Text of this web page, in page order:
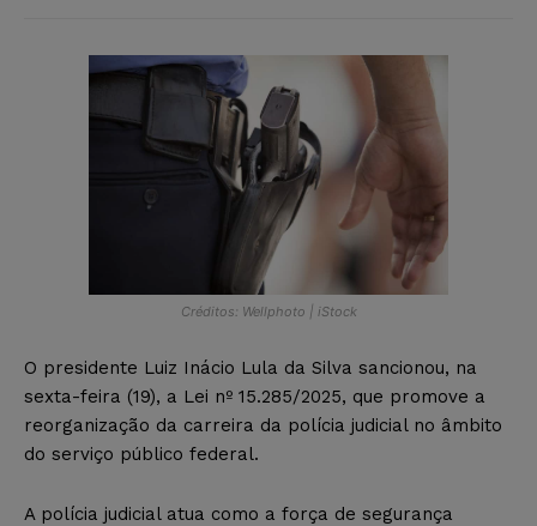
Créditos: Wellphoto | iStock
O presidente Luiz Inácio Lula da Silva sancionou, na
sexta-feira (19), a Lei nº 15.285/2025, que promove a
reorganização da carreira da polícia judicial no âmbito
do serviço público federal.
A polícia judicial atua como a força de segurança